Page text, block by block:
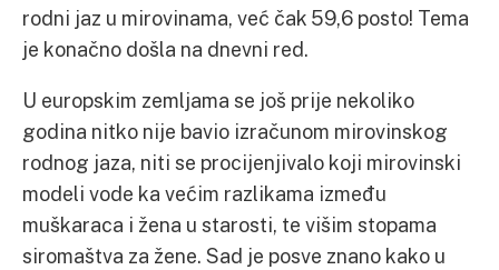
rodni jaz u mirovinama, već čak 59,6 posto! Tema
je konačno došla na dnevni red.
U europskim zemljama se još prije nekoliko
godina nitko nije bavio izračunom mirovinskog
rodnog jaza, niti se procijenjivalo koji mirovinski
modeli vode ka većim razlikama između
muškaraca i žena u starosti, te višim stopama
siromaštva za žene. Sad je posve znano kako u